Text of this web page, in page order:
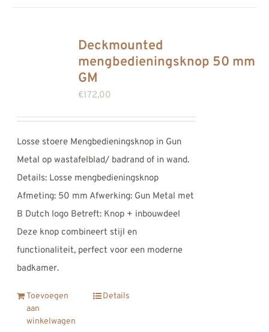
Deckmounted
mengbedieningsknop 50 mm
GM
€172,00
Losse stoere Mengbedieningsknop in Gun
Metal op wastafelblad/ badrand of in wand.
Details: Losse mengbedieningsknop
Afmeting: 50 mm Afwerking: Gun Metal met
B Dutch logo Betreft: Knop + inbouwdeel
Deze knop combineert stijl en
functionaliteit, perfect voor een moderne
badkamer.
Toevoegen
aan
winkelwagen
Details